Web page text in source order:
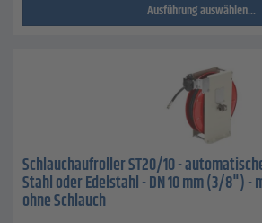
Ausführung auswählen...
Schlauchaufroller ST20/10 -
Stahl oder Edelstahl - DN 10 mm (3/8") -
ohne Schlauch